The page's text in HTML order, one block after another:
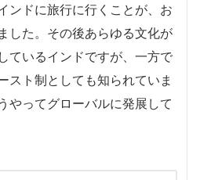
ンドに旅行に行くことが、お
した。その後あらゆる文化が
ているインドですが、一方で
スト制としても知られていま
やってグローバルに発展して